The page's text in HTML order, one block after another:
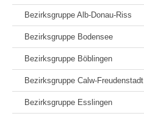
Bezirksgruppe Alb-Donau-Riss
Bezirksgruppe Bodensee
Bezirksgruppe Böblingen
Bezirksgruppe Calw-Freudenstadt
Bezirksgruppe Esslingen